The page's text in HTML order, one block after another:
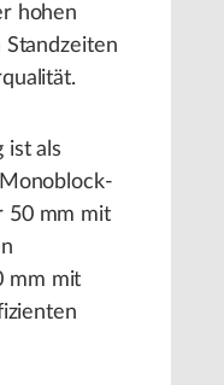
hohen
Standzeiten
ist als
50 mm mit
mm mit